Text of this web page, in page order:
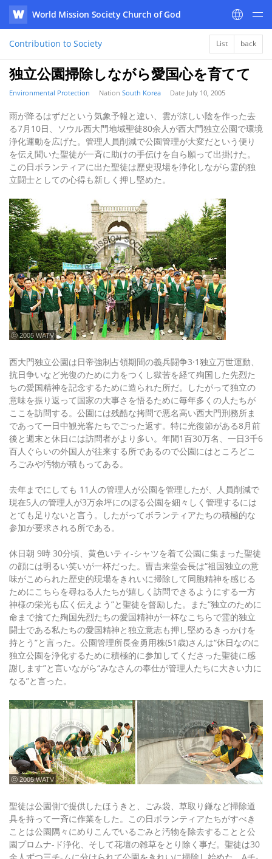
WATV
World Mission Society Church of God
Contribution to Society List back
独立公園掃除しながら愛国心を育てて
Environmental Protection Nation South Korea Date July 10, 2005
雨が降るはずだという気象予報と違い、雲が涼しい陰を作った去
る7月10日、ソウル西大門地域聖徒80余人が西大門独立公園で環境
浄化運動を広げた。管理人員削減で公園管理が大変だという便り
を伝え聞いた聖徒が一斉に助けの手伝けを自ら願って出掛けた。
この日ボランティアに出た聖徒は歷史現場を浄化しながら霊的独
立闘士としての心得も新しく押し堅めた。
ⓒ 2005 WATV
西大門独立公園は日帝強制占領期間の義兵闘争3·1独立万世運動、
抗日争いなど光復のために力をつくし獄苦を経て殉国した先烈た
ちの愛国精神を記念するために造られた所だ。したがって独立の
意味を振り返って国家の大事さを悟るために毎年多くの人たちが
ここを訪問する。公園には残酷な拷問で悪名高い西大門刑務所ま
であって一日中観光客たちでごった返す。特に光復節がある8月前
後と週末と休日には訪問者がより多い。年間1百30万名、一日3千6
百人ぐらいの外国人が往来する所であるので公園にはところどこ
ろごみや汚物が積もってある。
去年までにしても 11人の管理人が公園を管理したが、人員削減で
現在5人の管理人が3万余坪にのぼる公園を細々しく管理するには
とても足りないと言う。したがってボランティアたちの積極的な
参加が要求される所である。
休日朝 9時 30分頃、黄色いティ-シャツを着て公園に集まった聖徒
の顔には明るい笑いが一杯だった。曺吉来堂会長は“祖国独立の意
味がこめられた歴史的現場をきれいに掃除して同胞精神を感じる
ためにこちらを尋ねる人たちが嬉しく訪問できるようにする一方
神様の栄光も広く伝えよう”と聖徒を督励した。また“独立のために
命まで捨てた殉国先烈たちの愛国精神が一杯なこちらで霊的独立
闘士である私たちの愛国精神と独立意志も押し堅めるきっかけを
持とう”と言った。公園管理所長金勇用株(51歳)さんは“休日なのに
独立公園を浄化するために積極的に参加してくださった聖徒に感
謝します”と言いながら“みなさんの奉仕が管理人たちに大きい力に
なる”と言った。
ⓒ 2005 WATV
聖徒は公園側で提供したほうきと、ごみ袋、草取り鎌など掃除道
具を持って一斉に作業をした。この日ボランティアたちがすべき
ことは公園隅々にめりこんでいるごみと汚物を除去することと公
園プロムナ-ド浄化、そして花壇の雑草をとり除く事だ。聖徒は30